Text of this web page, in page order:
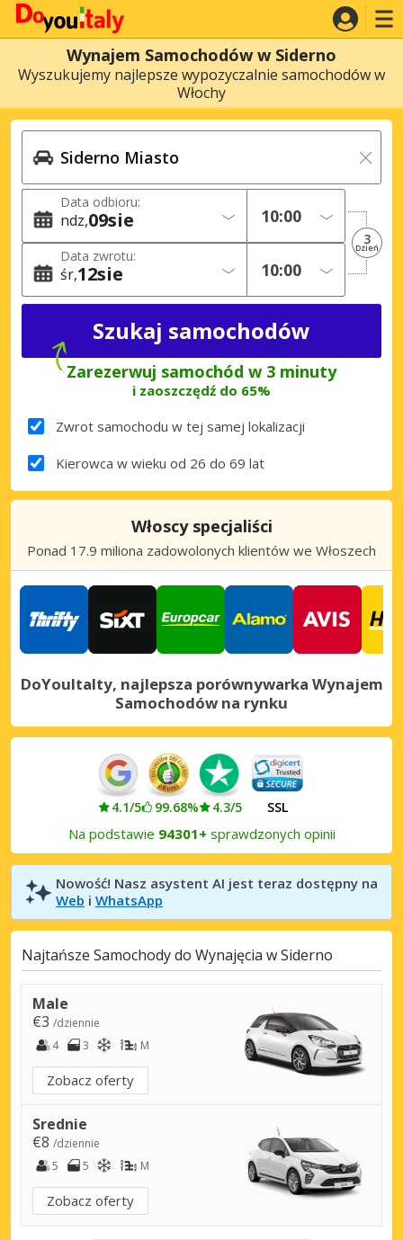
Wynajem Samochodów w Siderno
Wyszukujemy najlepsze wypozyczalnie samochodów w
Włochy
Data odbioru:
ndz 09sie
Data zwrotu:
śr 12sie
3
Dzień
Zarezerwuj samochód w 3 minuty
i zaoszczędź do 65%
Zwrot samochodu w tej samej lokalizacji
Kierowca w wieku od 26 do 69 lat
Włoscy specjaliści
Ponad 17.9 miliona zadowolonych klientów we Włoszech
DoYouItalty, najlepsza porównywarka Wynajem
Samochodów na rynku
4.1/5 99.68% 4.3/5 SSL
Na podstawie 94301+ sprawdzonych opinii
Nowość! Nasz asystent AI jest teraz dostępny na
Web i WhatsApp
Najtańsze Samochody do Wynajęcia w Siderno
Male
€3 /dziennie
4
3 M
Zobacz oferty
Srednie
€8 /dziennie
5
5 M
Zobacz oferty